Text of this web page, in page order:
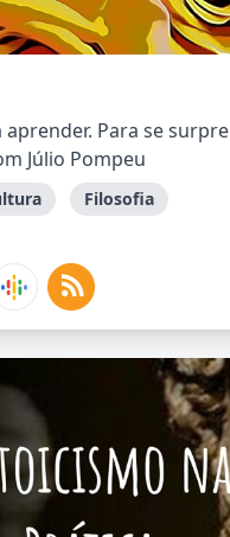
aprender. Para se
Júlio Pompeu
Filosofia